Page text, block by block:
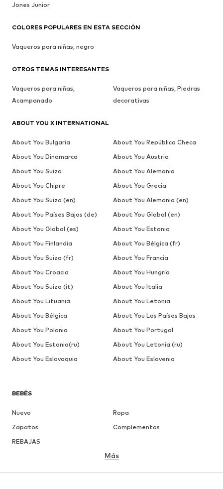
BEBÉS
Nuevo
Ropa
Zapatos
Complementos
REBAJAS
Más
Jones Junior
COLORES POPULARES EN ESTA SECCIÓN
Vaqueros para niñas, negro
OTROS TEMAS INTERESANTES
Vaqueros para niñas,
Acampanado
Vaqueros para niñas, Piedras
decorativas
ABOUT YOU X INTERNATIONAL
About You Bulgaria
About You República Checa
About You Dinamarca
About You Austria
About You Suiza
About You Alemania
About You Chipre
About You Grecia
About You Suiza (en)
About You Alemania (en)
About You Países Bajos (de)
About You Global (en)
About You Global (es)
About You Estonia
About You Finlandia
About You Bélgica (fr)
About You Suiza (fr)
About You Francia
About You Croacia
About You Hungría
About You Suiza (it)
About You Italia
About You Lituania
About You Letonia
About You Bélgica
About You Los Países Bajos
About You Polonia
About You Portugal
About You Estonia(ru)
About You Letonia (ru)
About You Eslovaquia
About You Eslovenia